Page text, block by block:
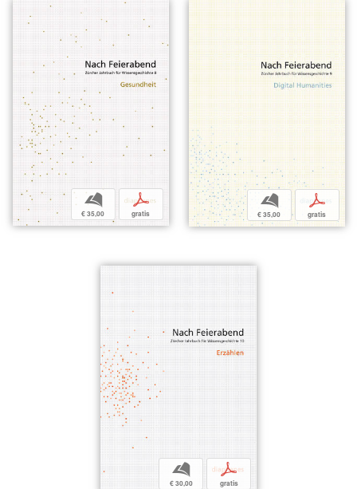
b
€ 35,00
p
gratis
b
€ 35,00
p
gratis
b
€ 30,00
p
gratis